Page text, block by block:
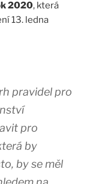
2020, která
13. ledna
pravidel pro
pro
by
by se měl